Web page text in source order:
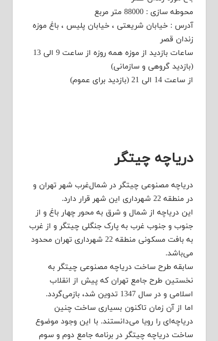
محوطه سازی : 88000 متر مربع
آدرس : خیابان شریعتی ، خیابان پلیس ، باغ موزه
زندان قصر
ساعات بازدید از موزه همه روزه از ساعت 9 الی 13
(بازدید گروهی و سازمانی)
از ساعت 14 الی 21 (بازدید برای عموم)
دریاچه چیتگر
دریاچه مصنوعی چیتگر در شمال‌غرب شهر تهران و
در منطقه 22 شهرداری این شهر قرار دارد.
این دریاچه از شمال و شرق به محور چهار باغ و از
جنوب و جنوب غرب به پارک جنگلی چیتگر و از غرب
به بافت مسکونی منطقه 22 شهرداری تهران محدود
می‌باشد.
سابقه طرح ساخت دریاچه مصنوعی چیتگر به
نخستین طرح جامع تهران که پیش از انقلاب
اسلامی و در سال 1347 تدوین شد، بازمی‌گردد.
اما از آن زمان تاکنون بسیاری ساخت چنین
دریاچه‌ای را رویا می‌دانستند. با این وجود موضوع
ساخت دریاچه چیتگر در برنامه جامع دوم و سوم